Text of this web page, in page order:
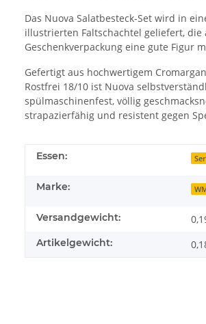
Das Nuova Salatbesteck-Set wird in
illustrierten Faltschachtel geliefert, die
Geschenkverpackung eine gute Figur
Gefertigt aus hochwertigem
Rostfrei 18/10 ist Nuova
spülmaschinenfest, völlig
strapazierfähig und resistent gegen
Essen:
Marke:
Versandgewicht:
Artikelgewicht: